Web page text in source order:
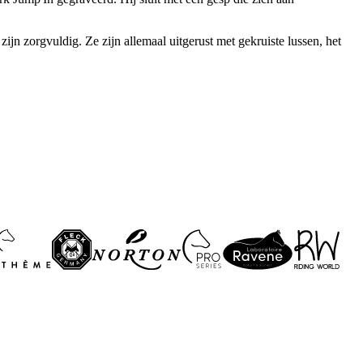
zorgvuldig. Ze zijn allemaal uitgerust met gekruiste lussen, het